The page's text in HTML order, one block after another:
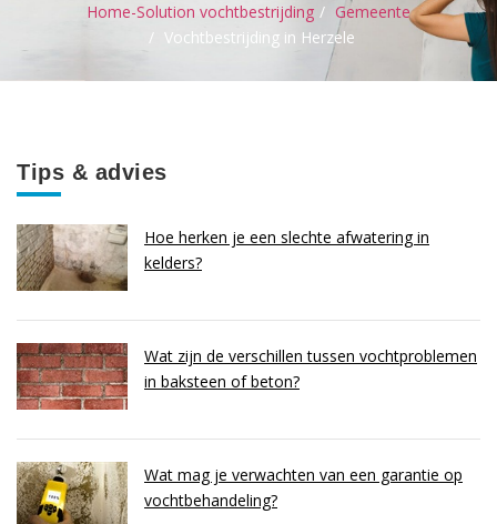
Home-Solution vochtbestrijding
Gemeente
Vochtbestrijding in Herzele
Tips & advies
Hoe herken je een slechte afwatering in
kelders?
Wat zijn de verschillen tussen vochtproblemen
in baksteen of beton?
Wat mag je verwachten van een garantie op
vochtbehandeling?